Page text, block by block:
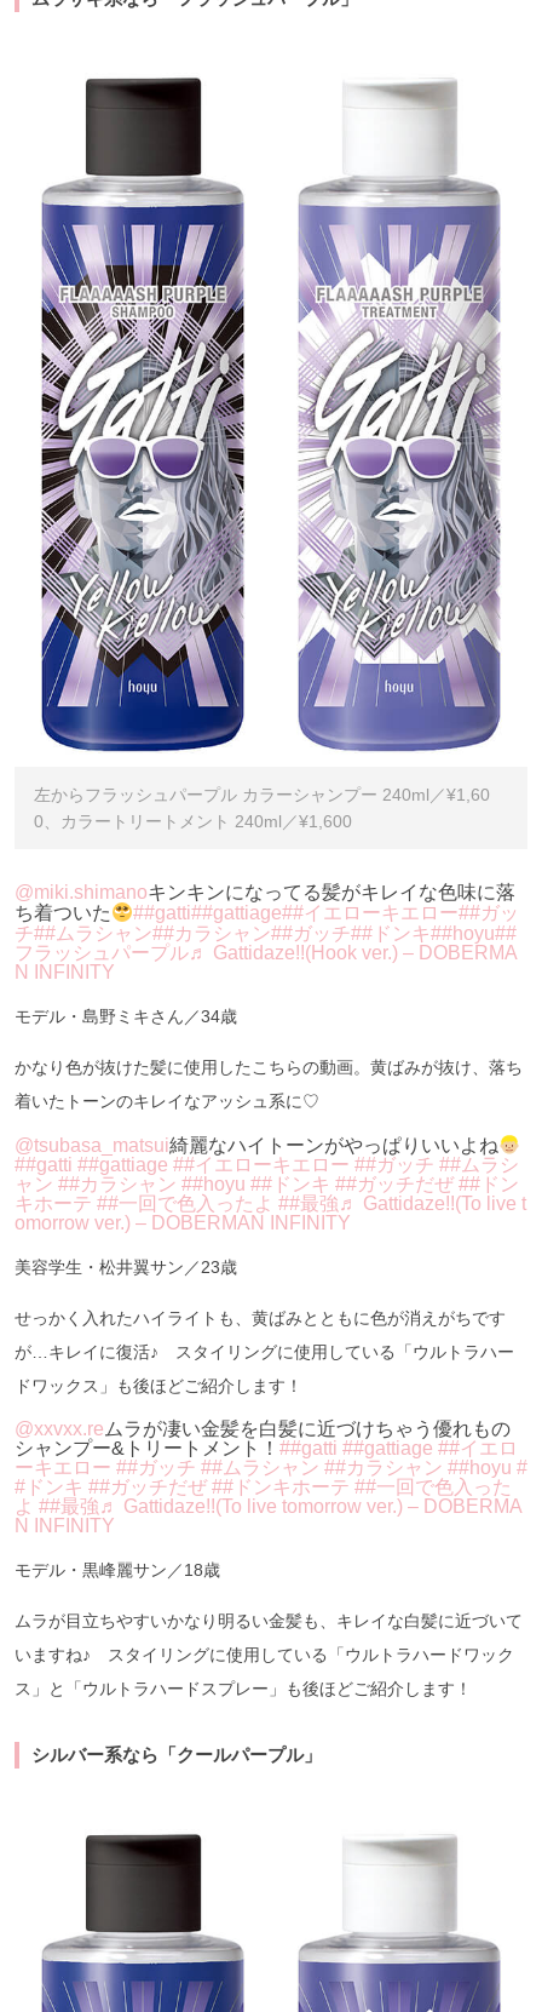
左からフラッシュパープル カラーシャンプー 240ml／¥1,60
0、カラートリートメント 240ml／¥1,600
@miki.shimanoキンキンになってる髪がキレイな色味に落
ち着ついた
##gatti##gattiage##イエローキエロー##ガッ
チ##ムラシャン##カラシャン##ガッチ##ドンキ##hoyu##
フラッシュパープル♬ Gattidaze!!(Hook ver.) – DOBERMA
N INFINITY
モデル・島野ミキさん／34歳
かなり色が抜けた髪に使用したこちらの動画。黄ばみが抜け、落ち
着いたトーンのキレイなアッシュ系に♡
@tsubasa_matsui綺麗なハイトーンがやっぱりいいよね
##gatti ##gattiage ##イエローキエロー ##ガッチ ##ムラシ
ャン ##カラシャン ##hoyu ##ドンキ ##ガッチだぜ ##ドン
キホーテ ##一回で色入ったよ ##最強♬ Gattidaze!!(To live t
omorrow ver.) – DOBERMAN INFINITY
美容学生・松井翼サン／23歳
せっかく入れたハイライトも、黄ばみとともに色が消えがちです
が…キレイに復活♪ スタイリングに使用している「ウルトラハー
ドワックス」も後ほどご紹介します！
@xxvxx.re ムラが凄い金髪を白髪に近づけちゃう優れもの
シャンプー&トリートメント！ ##gatti ##gattiage ##イエロ
ーキエロー ##ガッチ ##ムラシャン ##カラシャン ##hoyu #
#ドンキ ##ガッチだぜ ##ドンキホーテ ##一回で色入った
よ ##最強♬ Gattidaze!!(To live tomorrow ver.) – DOBERMA
N INFINITY
モデル・黒峰麗サン／18歳
ムラが目立ちやすいかなり明るい金髪も、キレイな白髪に近づいて
いますね♪ スタイリングに使用している「ウルトラハードワック
ス」と「ウルトラハードスプレー」も後ほどご紹介します！
シルバー系なら「クールパープル」